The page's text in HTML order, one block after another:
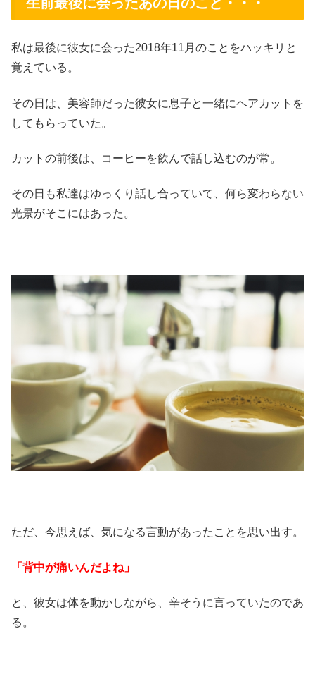
私は最後に彼女に会った2018年11月のことをハッキリと
覚えている。
その日は、美容師だった彼女に息子と一緒にヘアカットを
してもらっていた。
カットの前後は、コーヒーを飲んで話し込むのが常。
その日も私達はゆっくり話し合っていて、何ら変わらない
光景がそこにはあった。
ただ、今思えば、気になる言動があったことを思い出す。
「背中が痛いんだよね」
と、彼女は体を動かしながら、辛そうに言っていたのであ
る。